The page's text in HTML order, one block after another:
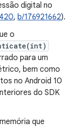
digital no
, b/176921662).
o
para um
bem como
no Android 10
do SDK
que